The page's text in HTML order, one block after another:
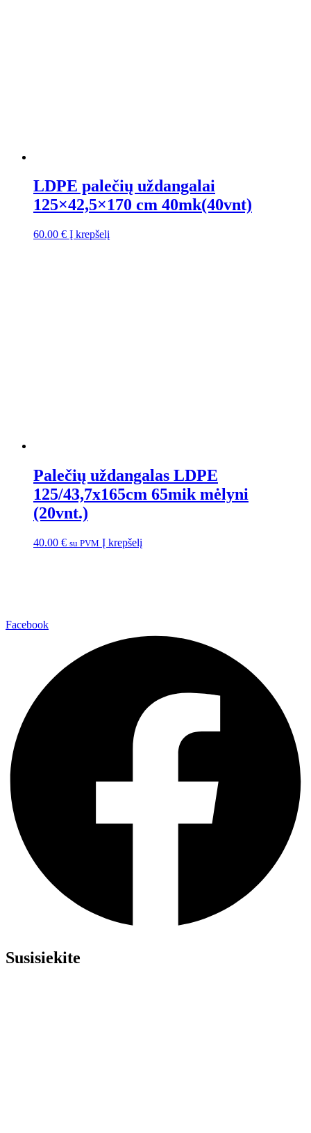
LDPE palečių uždangalai
125×42,5×170 cm 40mk(40vnt)
60.00 € Į krepšelį
Palečių uždangalas LDPE
125/43,7x165cm 65mik mėlyni
(20vnt.)
40.00 € su PVM Į krepšelį
Facebook
Susisiekite